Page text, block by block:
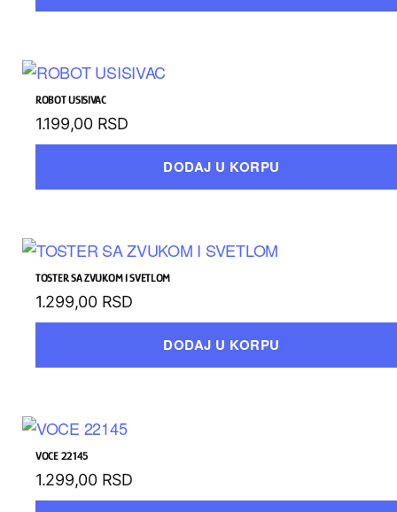
ROBOT USISIVAC
1.199,00 RSD
DODAJ U KORPU
TOSTER SA ZVUKOM I SVETLOM
1.299,00 RSD
DODAJ U KORPU
VOCE 22145
1.299,00 RSD